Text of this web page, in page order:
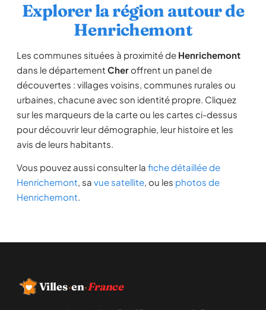
Explorer la région autour de
Henrichemont
Les communes situées à proximité de Henrichemont
dans le département Cheroffrent un panel de
découvertes : villages voisins, communes rurales ou
urbaines, chacune avec son identité propre. Cliquez
sur les marqueurs de la carte ou les cartes ci-dessus
pour découvrir leur démographie, leur histoire et les
avis de leurs habitants.
Vous pouvez aussi consulter la fiche détaillée de
Henrichemont, sa vue satellite, ou les photos de
Henrichemont.
Villes·en·France